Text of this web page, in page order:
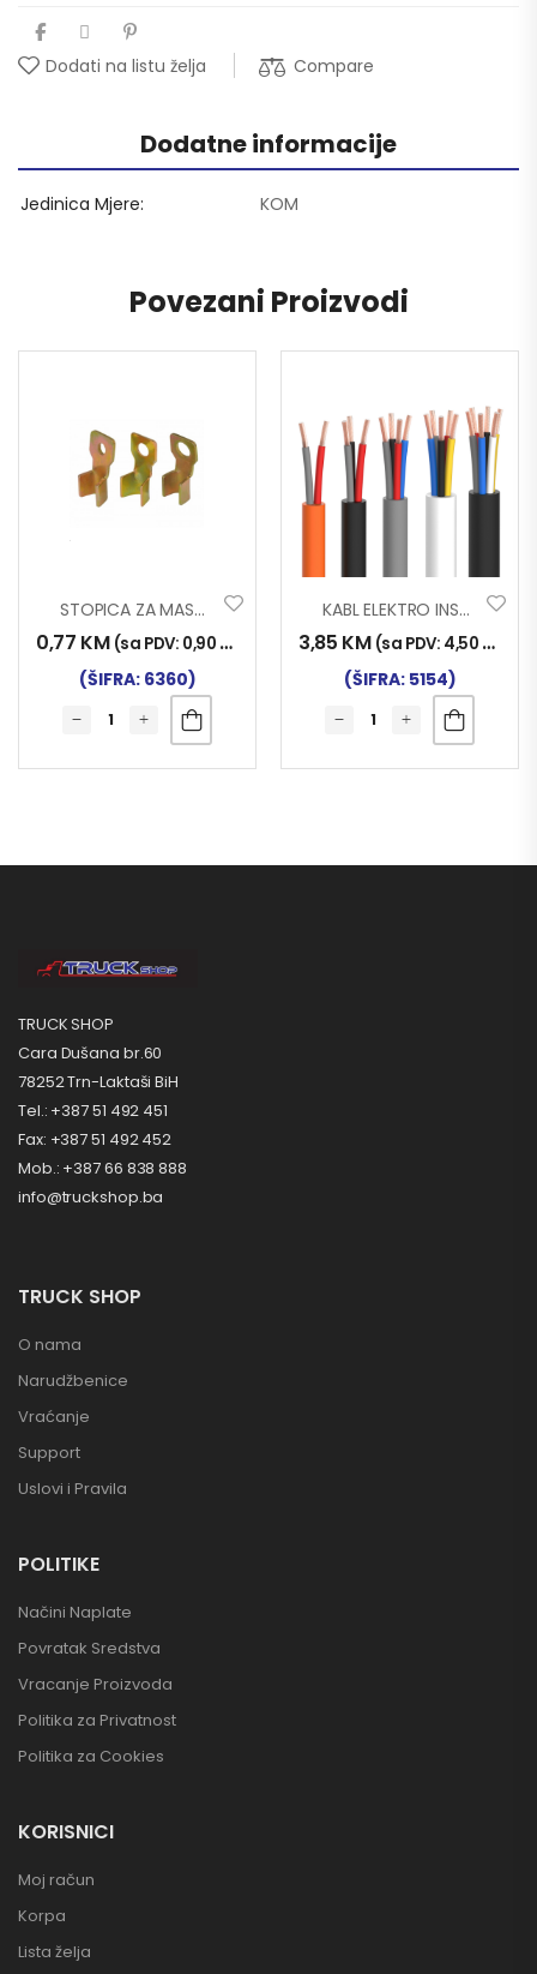
Dodati na listu želja Compare
Dodatne informacije
Jedinica Mjere KOM
Povezani Proizvodi
STOPICA ZA MASU 25 FI12
0,77 KM (sa PDV: 0,90 KM
(ŠIFRA: 6360)
KABL ELEKTRO INST. 5×1.50
3,85 KM (sa PDV: 4,50 KM
(ŠIFRA: 5154)
TRUCK SHOP
Cara Dušana br.60
78252 Trn-Laktaši BiH
Tel.: +387 51 492 451
Fax: +387 51 492 452
Mob.: +387 66 838 888
info@truckshop.ba
TRUCK SHOP
O nama
Narudžbenice
Vraćanje
Support
Uslovi i Pravila
POLITIKE
Načini Naplate
Povratak Sredstva
Vracanje Proizvoda
Politika za Privatnost
Politika za Cookies
KORISNICI
Moj račun
Korpa
Lista želja